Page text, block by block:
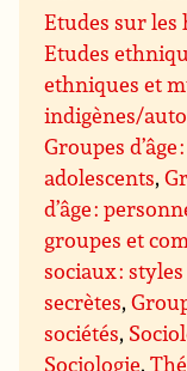
Etudes sur les
Etudes
ethniques et
indigènes/
Groupes d’âge
adolescents,
d’âge :
groupes et
sociaux :
secrètes,
sociétés,
Sociologie,